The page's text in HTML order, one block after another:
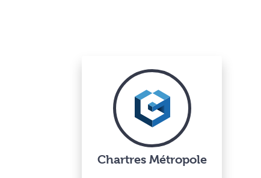
Chartres Métropole